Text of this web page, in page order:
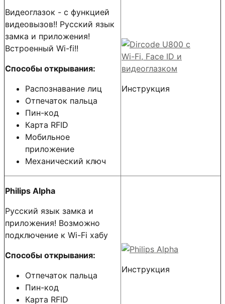
Видеоглазок - с функцией
видеовызов!! Русский язык
замка и приложения!
Встроенный Wi-fi!!
Способы открывания:
Распознавание лиц
Отпечаток пальца
Пин-код
Карта RFID
Мобильное
приложение
Механический ключ
Инструкция
Philips Alpha
Русский язык замка и
приложения! Возможно
подключение к Wi-Fi хабу
Способы открывания:
Отпечаток пальца
Пин-код
Карта RFID
Инструкция